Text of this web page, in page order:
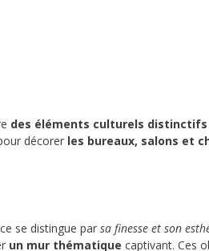
des éléments culturels distinctifs
décorer les bureaux, salons et
se distingue par sa finesse et son
un mur thématique captivant. Ces